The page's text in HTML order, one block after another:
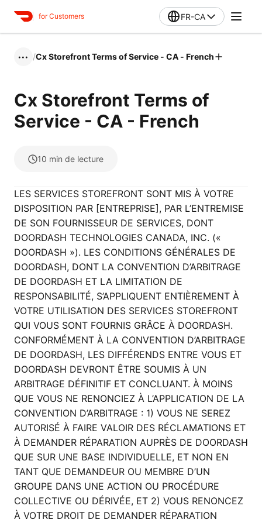
for Customers FR-CA
••• /Cx Storefront Terms of Service - CA - French
Cx Storefront Terms of
Service - CA - French
10 min de lecture
LES SERVICES STOREFRONT SONT MIS À VOTRE
DISPOSITION PAR [ENTREPRISE], PAR L’ENTREMISE
DE SON FOURNISSEUR DE SERVICES, DONT
DOORDASH TECHNOLOGIES CANADA, INC. («
DOORDASH »). LES CONDITIONS GÉNÉRALES DE
DOORDASH, DONT LA CONVENTION D’ARBITRAGE
DE DOORDASH ET LA LIMITATION DE
RESPONSABILITÉ, S’APPLIQUENT ENTIÈREMENT À
VOTRE UTILISATION DES SERVICES STOREFRONT
QUI VOUS SONT FOURNIS GRÂCE À DOORDASH.
CONFORMÉMENT À LA CONVENTION D’ARBITRAGE
DE DOORDASH, LES DIFFÉRENDS ENTRE VOUS ET
DOORDASH DEVRONT ÊTRE SOUMIS À UN
ARBITRAGE DÉFINITIF ET CONCLUANT. À MOINS
QUE VOUS NE RENONCIEZ À L’APPLICATION DE LA
CONVENTION D’ARBITRAGE : 1) VOUS NE SEREZ
AUTORISÉ À FAIRE VALOIR DES RÉCLAMATIONS ET
À DEMANDER RÉPARATION AUPRÈS DE DOORDASH
QUE SUR UNE BASE INDIVIDUELLE, ET NON EN
TANT QUE DEMANDEUR OU MEMBRE D’UN
GROUPE DANS UNE ACTION OU PROCÉDURE
COLLECTIVE OU DÉRIVÉE, ET 2) VOUS RENONCEZ
À VOTRE DROIT DE DEMANDER RÉPARATION